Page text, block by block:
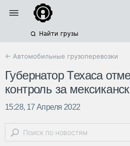
Найти грузы
← Автомобильные грузоперевозки
Губернатор Техаса
контроль за
15:28, 17 Апреля 2022